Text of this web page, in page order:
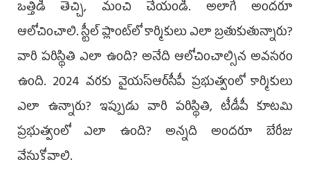
ఒత్తిడి తెచ్చి, మంచి చేయండి. అలాగే అందరూ
ఆలోచించాలి. స్టీల్‌ ప్లాంట్‌లో కార్మికులు ఎలా బ్రతుకుతున్నారు?
వారి పరిస్థితి ఎలా ఉంది? అనేది ఆలోచించాల్సిన అవసరం
ఉంది. 2024 వరకు వైయ‌స్ఆర్‌సీపీ ప్రభుత్వంలో కార్మికులు
ఎలా ఉన్నారు? ఇప్పుడు వారి పరిస్థితి, టీడీపీ కూటమి
ప్రభుత్వంలో ఎలా ఉంది? అన్నది అందరూ బేరీజు
వేసుకోవాలి.